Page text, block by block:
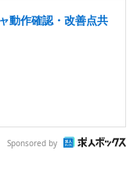
動作確認・改善点共
Sponsored by